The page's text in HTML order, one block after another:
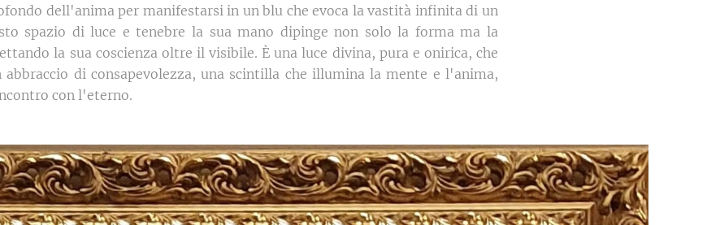
dell'anima per manifestarsi in un blu che evoca la vastità infinita di un
spazio di luce e tenebre la sua mano dipinge non solo la forma ma la
la sua coscienza oltre il visibile. È una luce divina, pura e onirica, che
di consapevolezza, una scintilla che illumina la mente e l'anima,
con l'eterno.